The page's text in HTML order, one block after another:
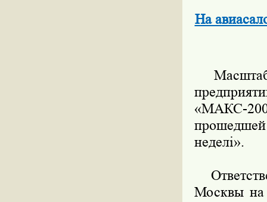
На
«МАКС-
неделi».
Москвы